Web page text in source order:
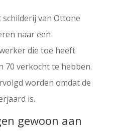
van Ottone
naar een
die toe heeft
70 verkocht te hebben.
worden omdat de
is.
gewoon aan